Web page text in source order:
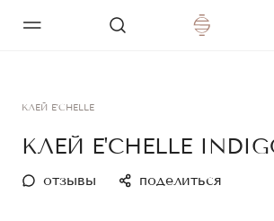
КЛЕЙ E'CHELLE
КЛЕЙ E'CHELLE
отзывы поделиться